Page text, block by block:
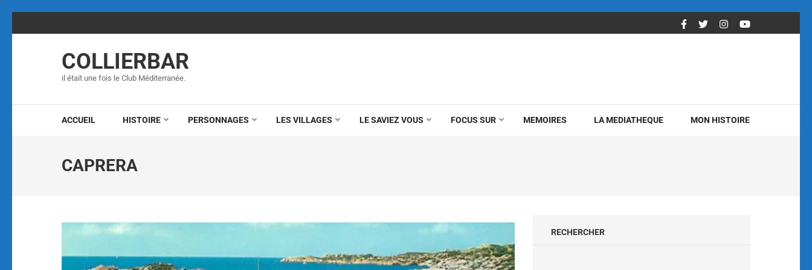
COLLIERBAR
il était une fois le Club Méditerranée.
ACCUEIL HISTOIRE PERSONNAGES LES VILLAGES LE SAVIEZ VOUS FOCUS SUR MEMOIRES LA MEDIATHEQUE MON HISTOIRE
CAPRERA
RECHERCHER